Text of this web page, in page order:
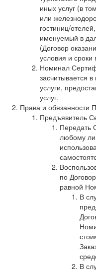
иных услуг (в
или
гостиниц/
именуемый в
(Договор
условия и сроки
Номинал
засчитывается
услуги,
услуг.
Права и обязанности
Предъявитель
Передать
любому
по
равной
В
В